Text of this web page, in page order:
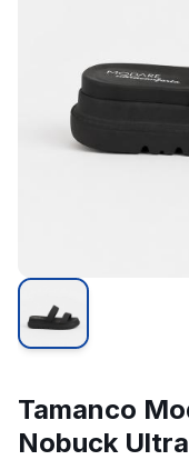
Tamanco
Nobuck